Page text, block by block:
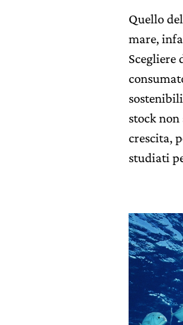
Quello
mare,
Scegliere
stock
crescita,
studiati